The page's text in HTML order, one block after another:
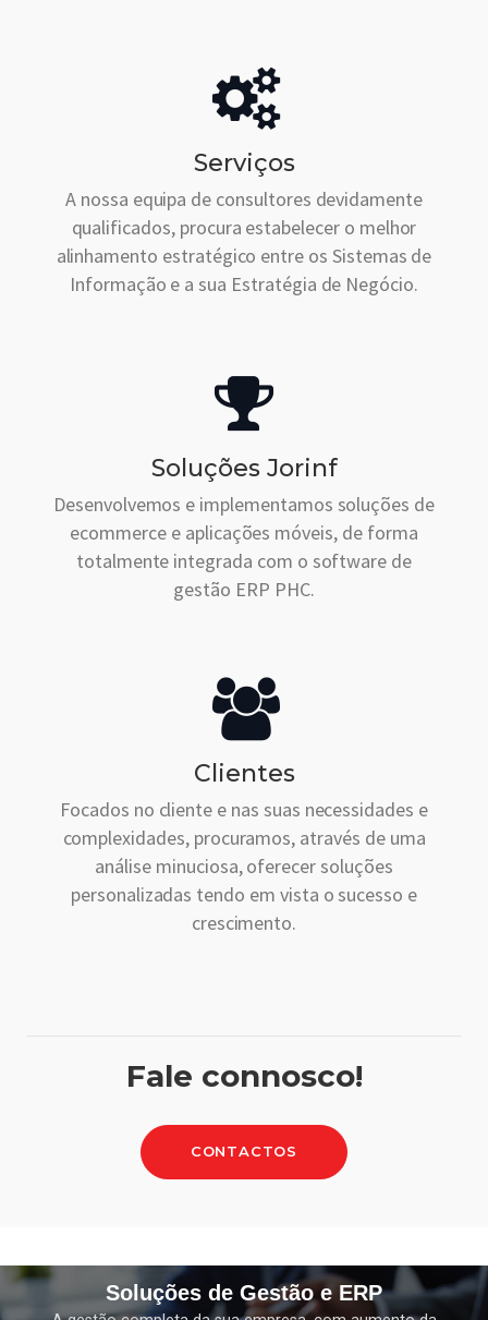
Serviços
A nossa equipa de consultores devidamente
qualificados, procura estabelecer o melhor
alinhamento estratégico entre os Sistemas de
Informação e a sua Estratégia de Negócio.
Soluções Jorinf
Desenvolvemos e implementamos soluções de
ecommerce e aplicações móveis, de forma
totalmente integrada com o software de
gestão ERP PHC.
Clientes
Focados no cliente e nas suas necessidades e
complexidades, procuramos, através de uma
análise minuciosa, oferecer soluções
personalizadas tendo em vista o sucesso e
crescimento.
Fale connosco!
CONTACTOS
Soluções de Gestão e ERP